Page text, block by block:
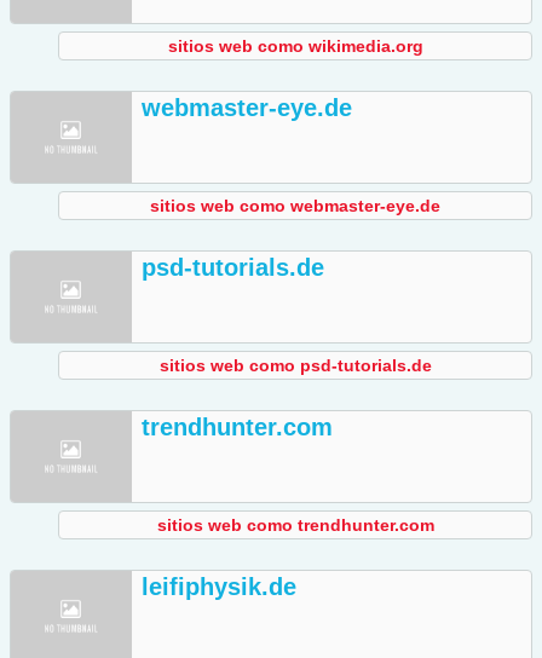
sitios web como wikimedia.org
webmaster-eye.de
sitios web como webmaster-eye.de
psd-tutorials.de
sitios web como psd-tutorials.de
trendhunter.com
sitios web como trendhunter.com
leifiphysik.de